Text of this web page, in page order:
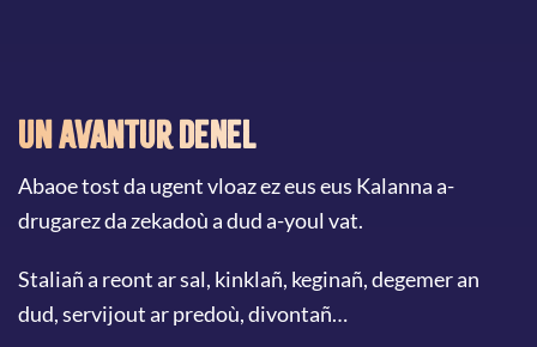
Un avantur denel
Abaoe tost da ugent vloaz ez eus eus Kalanna a-
drugarez da zekadoù a dud a-youl vat.
Staliañ a reont ar sal, kinklañ, keginañ, degemer an
dud, servijout ar predoù, divontañ…